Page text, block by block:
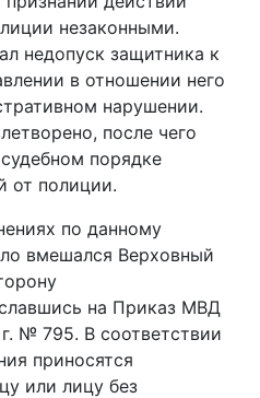
незаконными.
недопуск защитника к
в отношении него
нарушении.
после чего
порядке
от полиции.
по данному
вмешался Верховный
на Приказ МВД
№ 795. В соответствии
приносятся
или лицу без